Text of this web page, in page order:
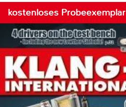
kostenloses Probeexemplar